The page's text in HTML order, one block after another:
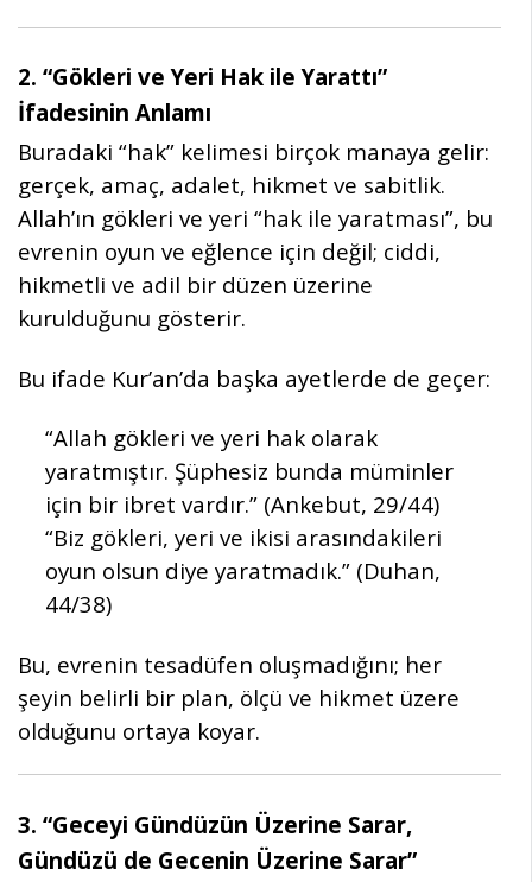
2. “Gökleri ve Yeri Hak ile Yarattı”
İfadesinin Anlamı
Buradaki “hak” kelimesi birçok manaya gelir:
gerçek, amaç, adalet, hikmet ve sabitlik.
Allah’ın gökleri ve yeri “hak ile yaratması”, bu
evrenin oyun ve eğlence için değil; ciddi,
hikmetli ve adil bir düzen üzerine
kurulduğunu gösterir.
Bu ifade Kur’an’da başka ayetlerde de geçer:
“Allah gökleri ve yeri hak olarak
yaratmıştır. Şüphesiz bunda müminler
için bir ibret vardır.” (Ankebut, 29/44)
“Biz gökleri, yeri ve ikisi arasındakileri
oyun olsun diye yaratmadık.” (Duhan,
44/38)
Bu, evrenin tesadüfen oluşmadığını; her
şeyin belirli bir plan, ölçü ve hikmet üzere
olduğunu ortaya koyar.
3. “Geceyi Gündüzün Üzerine Sarar,
Gündüzü de Gecenin Üzerine Sarar”